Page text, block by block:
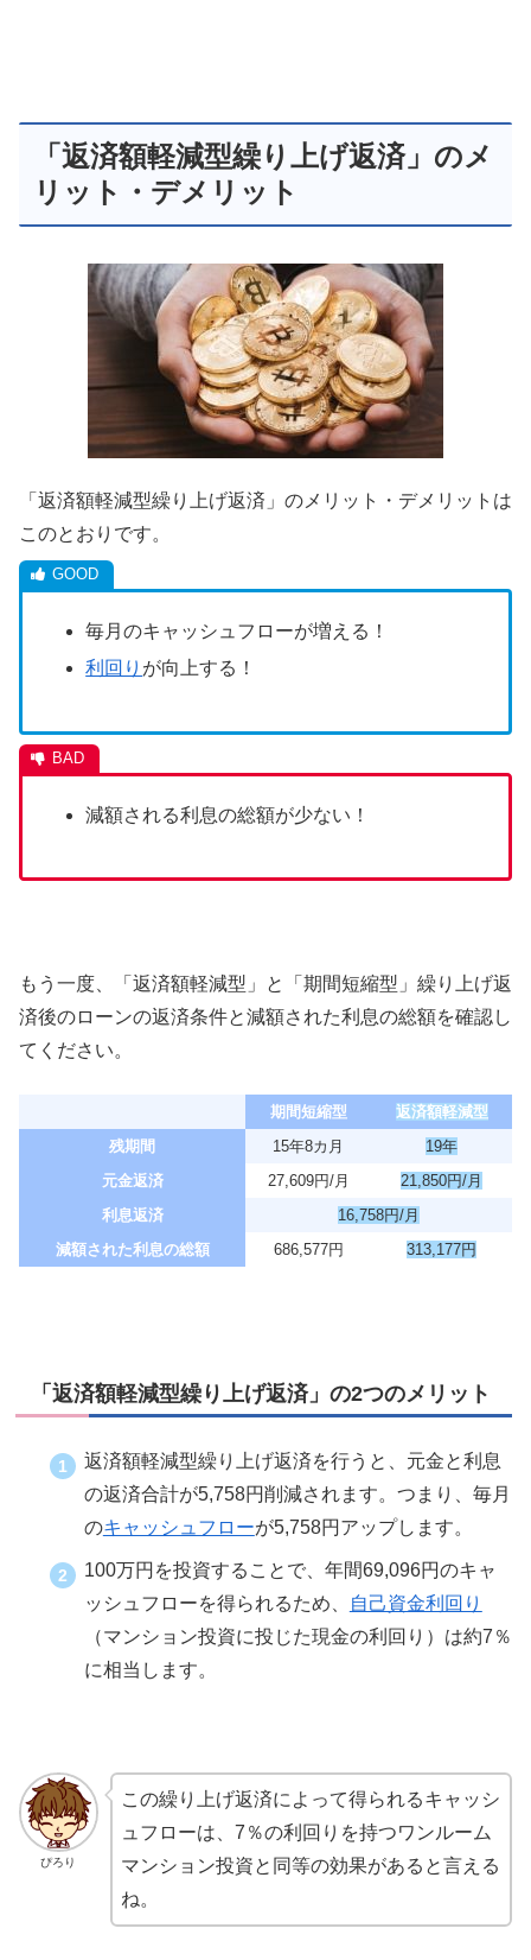
「返済額軽減型繰り上げ返済」のメ
リット・デメリット
「返済額軽減型繰り上げ返済」のメリット・デメリットは
このとおりです。
毎月のキャッシュフローが増える！
利回り が向上する！
減額される利息の総額が少ない！
もう一度、「返済額軽減型」と「期間短縮型」繰り上げ返
済後のローンの返済条件と減額された利息の総額を確認し
てください。
期間短縮型
返済額軽減型
残期間
15年8カ月
19年
元金返済
27,609円/月
21,850円/月
利息返済
16,758円/月
減額された利息の総額
686,577円 313,177円
「返済額軽減型繰り上げ返済」の2つのメリット
返済額軽減型繰り上げ返済を行うと、元金と利息
の返済合計が5,758円削減されます。つまり、毎月
のキャッシュフローが5,758円アップします。
100万円を投資することで、年間69,096円のキャ
ッシュフローを得られるため、
自己資金利回り
（マンション投資に投じた現金の利回り）は約7％
に相当します。
ぴろり
この繰り上げ返済によって得られるキャッシ
ュフローは、7％の利回りを持つワンルーム
マンション投資と同等の効果があると言える
ね。